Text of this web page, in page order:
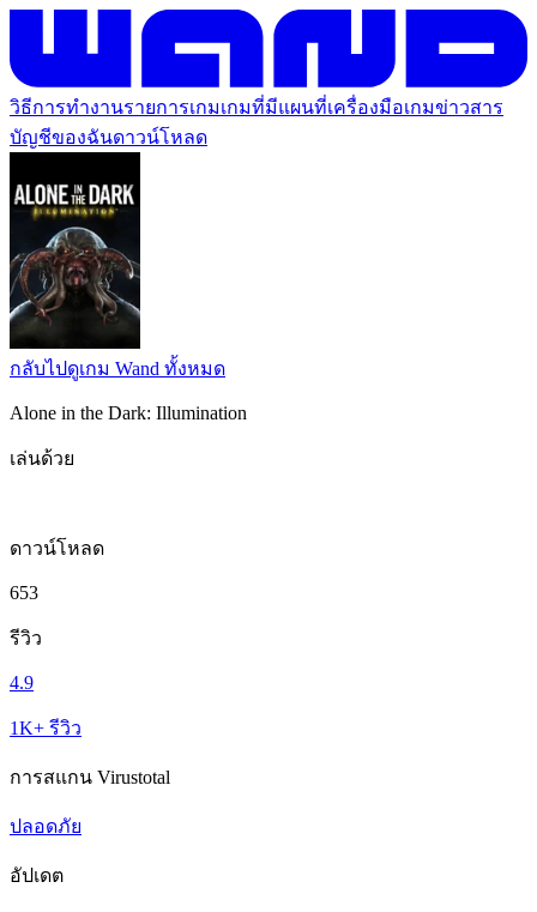
วิธีการทำงานรายการเกมเกมที่มีแผนที่เครื่องมือเกมข่าวสาร
บัญชีของฉันดาวน์โหลด
กลับไปดูเกม Wand ทั้งหมด
Alone in the Dark: Illumination
เล่นด้วย
ดาวน์โหลด
653
รีวิว
4.9
1K+ รีวิว
การสแกน Virustotal
ปลอดภัย
อัปเดต